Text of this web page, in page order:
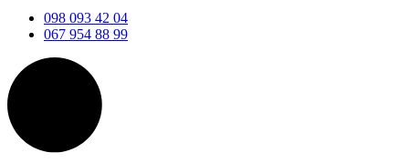
098 093 42 04
067 954 88 99